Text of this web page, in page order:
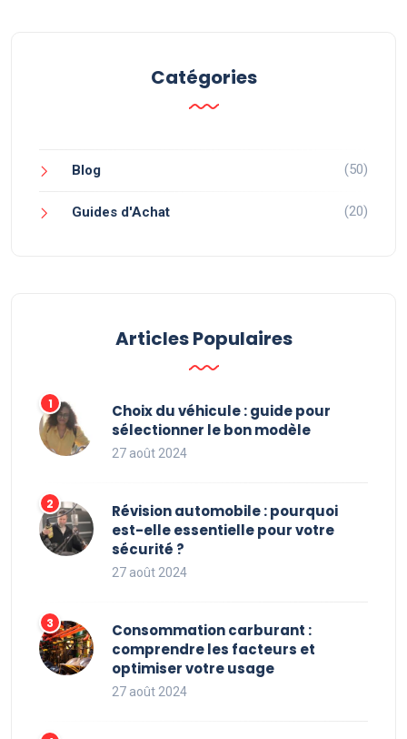
Catégories
Blog (50)
Guides d'Achat (20)
Articles Populaires
Choix du véhicule : guide pour
sélectionner le bon modèle
27 août 2024
Révision automobile : pourquoi
est-elle essentielle pour votre
sécurité ?
27 août 2024
Consommation carburant :
comprendre les facteurs et
optimiser votre usage
27 août 2024